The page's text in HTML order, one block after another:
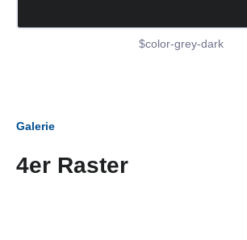
$color-grey-dark
Galerie
4er Raster